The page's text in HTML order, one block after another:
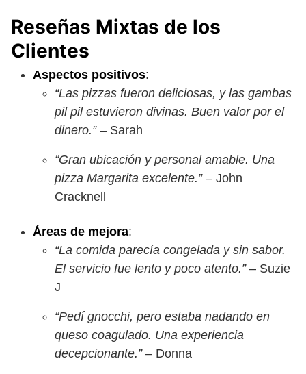
Reseñas Mixtas de los
Clientes
Aspectos positivos:
“Las pizzas fueron deliciosas, y las gambas
pil pil estuvieron divinas. Buen valor por el
dinero.”– Sarah
“Gran ubicación y personal amable. Una
pizza Margarita excelente.”– John
Cracknell
Áreas de mejora:
“La comida parecía congelada y sin sabor.
El servicio fue lento y poco atento.”– Suzie
J
“Pedí gnocchi, pero estaba nadando en
queso coagulado. Una experiencia
decepcionante.”– Donna